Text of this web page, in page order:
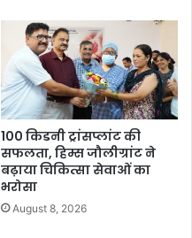
100 किडनी ट्रांसप्लांट की
सफलता, हिम्स जौलीग्रांट ने
बढ़ाया चिकित्सा सेवाओं का
भरोसा
August 8, 2026